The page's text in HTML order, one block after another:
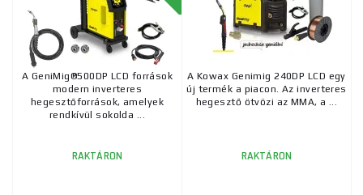
A GeniMig®500DP LCD források
modern inverteres
hegesztőforrások, amelyek
rendkívül sokolda ...
RAKTÁRON
A Kowax Genimig 240DP LCD egy
új termék a piacon. Az inverteres
hegesztő ötvözi az MMA, a ...
RAKTÁRON